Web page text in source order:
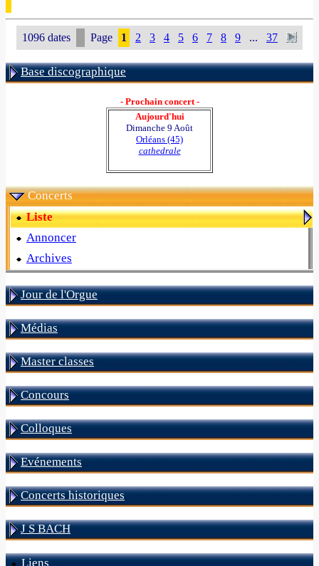
1096 dates Page 1 2 3 4 5 6 7 8 9 ... 37
Base discographique
- Prochain concert -
Aujourd'hui
Dimanche 9 Août
Orléans (45)
cathedrale
Concerts
Liste
Annoncer
Archives
Jour de l'Orgue
Médias
Master classes
Concours
Colloques
Evénements
Concerts historiques
J S BACH
Liens